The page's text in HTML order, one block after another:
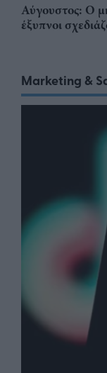
Αύγουστος: Ο
έξυπνοι
Marketing &